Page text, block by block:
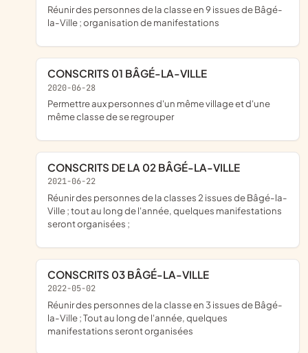
réunir des personnes de la classe en 9 issues de Bâgé-
la-Ville ; organisation de manifestations
CONSCRITS 01 BÂGÉ-LA-VILLE
2020-06-28
permettre aux personnes d'un même village et d'une
même classe de se regrouper
CONSCRITS DE LA 02 BÂGÉ-LA-VILLE
2021-06-22
réunir des personnes de la classes 2 issues de Bâgé-la-
Ville ; tout au long de l'année, quelques manifestations
seront organisées ;
CONSCRITS 03 BÂGÉ-LA-VILLE
2022-05-02
réunir des personnes de la classe en 3 issues de Bâgé-
la-Ville ; Tout au long de l'année, quelques
manifestations seront organisées